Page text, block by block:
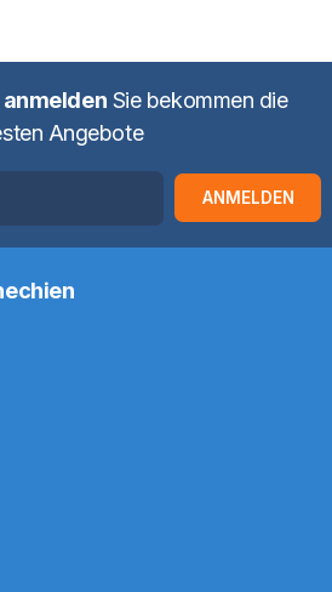
Sie bekommen die
Angebote
ANMELDEN